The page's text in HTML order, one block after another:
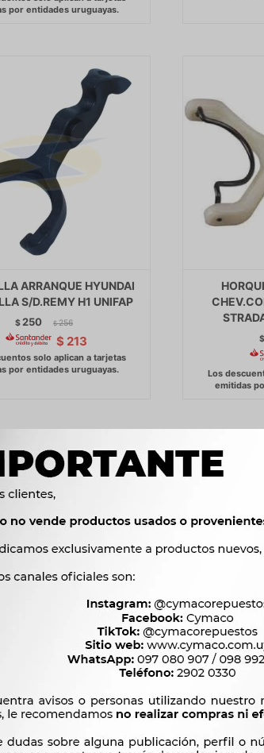
ARRANQUE HYUNDAI
S/D.REMY H1 UNIFAP
$ 250 $ 256
$ 213 $
ARRANQUE - SUZUKI
$1.415 $ 1.450
$1.203
HORQUILLA
KIT
$